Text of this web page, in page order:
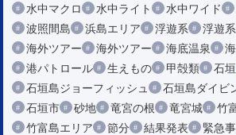
水中マクロ
水中ライト 水中ワイド
波照間島
浜島エリア 浮遊系 浮遊
海外ツアー
海外ツアー 海底温泉
港パトロール
生えもの 甲殻類 石垣
石垣島ジョーフィッシュ
石垣島ダイビ
石垣市
砂地 竜宮の根 竜宮城 竹
竹富島エリア
節分 結果発表 緊急